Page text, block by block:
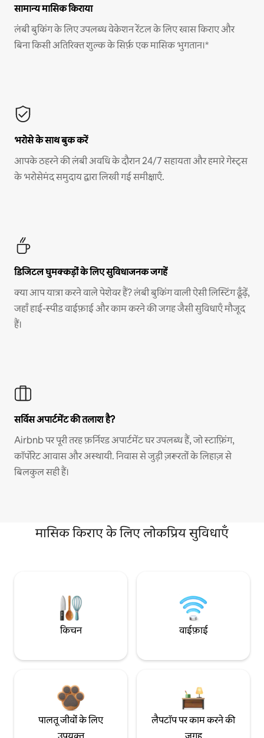
सामान्य मासिक किराया
लंबी बुकिंग के लिए उपलब्ध वेकेशन रेंटल के लिए खास किराए और
बिना किसी अतिरिक्त शुल्क के सिर्फ़ एक मासिक भुगतान।*
भरोसे के साथ बुक करें
आपके ठहरने की लंबी अवधि के दौरान 24/7 सहायता और हमारे गेस्ट्स
के भरोसेमंद समुदाय द्वारा लिखी गई समीक्षाएँ.
डिजिटल घुमक्कड़ों के लिए सुविधाजनक जगहें
क्या आप यात्रा करने वाले पेशेवर हैं? लंबी बुकिंग वाली ऐसी लिस्टिंग ढूँढ़ें,
जहाँ हाई-स्पीड वाईफ़ाई और काम करने की जगह जैसी सुविधाएँ मौजूद
हैं।
सर्विस अपार्टमेंट की तलाश है?
Airbnb पर पूरी तरह फ़र्निश्ड अपार्टमेंट घर उपलब्ध हैं, जो स्टाफ़िंग,
कॉर्पोरेट आवास और अस्थायी. निवास से जुड़ी ज़रूरतों के लिहाज़ से
बिलकुल सही हैं।
मासिक किराए के लिए लोकप्रिय सुविधाएँ
किचन वाईफ़ाई
पालतू जीवों के लिए
लैपटॉप पर काम करने की